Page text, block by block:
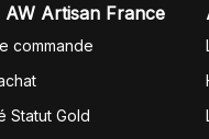
Artisan France
commande
Statut Gold